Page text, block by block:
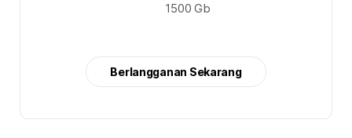
1500 Gb
Berlangganan Sekarang